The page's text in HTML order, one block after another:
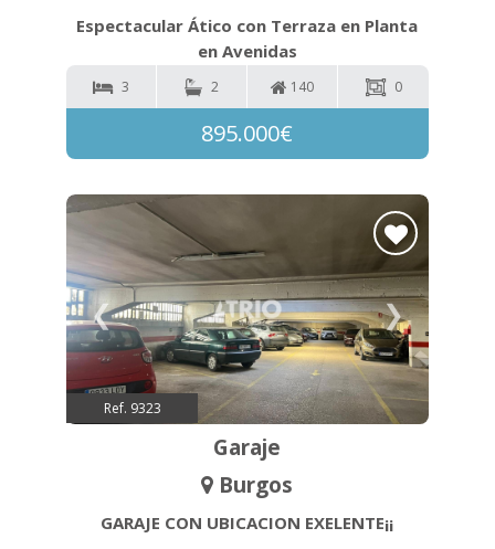
Espectacular Ático con Terraza en Planta
en Avenidas
3 2 140 0
895.000€
❮ ❯
Ref. 9323
Garaje
Burgos
GARAJE CON UBICACION EXELENTE¡¡